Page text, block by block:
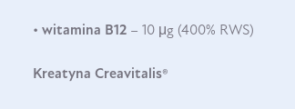
• witamina B12 – 10 μg (400% RWS)
Kreatyna Creavitalis®